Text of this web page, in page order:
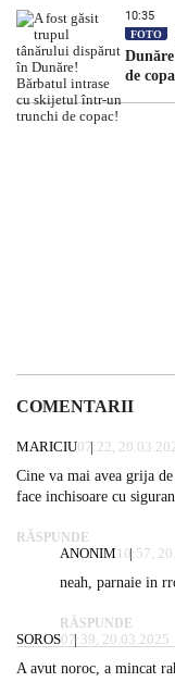
10:35
FOTO
de
COMENTARII
MARICIU07:22,
Cine va mai avea grija
face inchisoare cu
RĂSPUNDE
ANONIM 10:57,
neah, parnaie in
RĂSPUNDE
SOROS07:39, 20.03.2025
A avut noroc, a mincat